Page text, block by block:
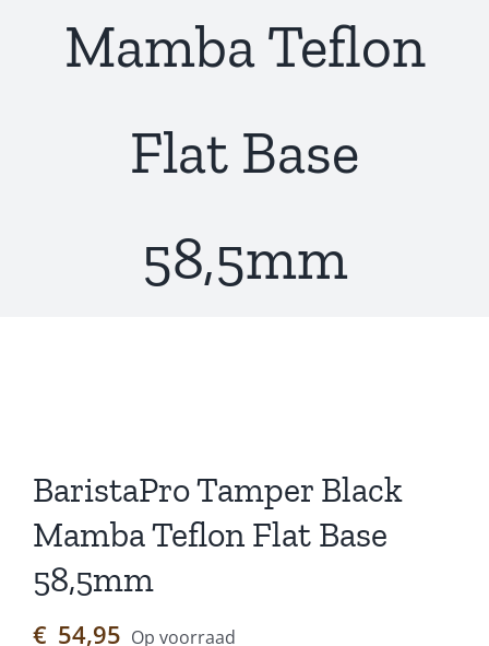
Mamba Teflon
Flat Base
58,5mm
BaristaPro Tamper Black
Mamba Teflon Flat Base
58,5mm
€ 54,95 Op voorraad